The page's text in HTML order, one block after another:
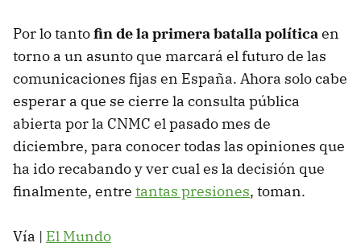
Por lo tantofin de la primera batalla políticaen
torno a un asunto que marcará el futuro de las
comunicaciones fijas en España. Ahora solo cabe
esperar a que se cierre la consulta pública
abierta por la CNMC el pasado mes de
diciembre, para conocer todas las opiniones que
ha ido recabando y ver cual es la decisión que
finalmente, entre tantas presiones, toman.
Vía | El Mundo